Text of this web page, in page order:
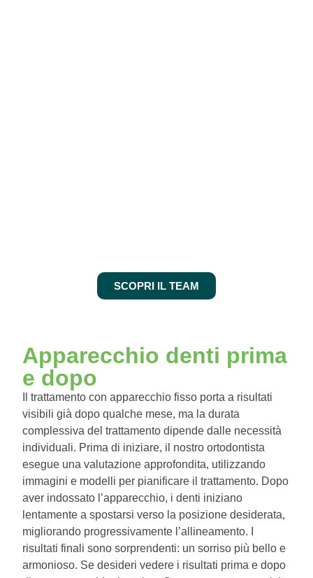
SCOPRI IL TEAM
Apparecchio denti prima
e dopo
Il trattamento con apparecchio fisso porta a risultati
visibili già dopo qualche mese, ma la durata
complessiva del trattamento dipende dalle necessità
individuali. Prima di iniziare, il nostro ortodontista
esegue una valutazione approfondita, utilizzando
immagini e modelli per pianificare il trattamento. Dopo
aver indossato l’apparecchio, i denti iniziano
lentamente a spostarsi verso la posizione desiderata,
migliorando progressivamente l’allineamento. I
risultati finali sono sorprendenti: un sorriso più bello e
armonioso. Se desideri vedere i risultati prima e dopo